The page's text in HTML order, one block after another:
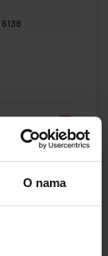
O nama
6138